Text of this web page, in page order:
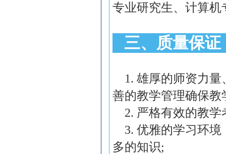
专业研究生、计算机
三、质量保证
1. 雄厚的师资力量
善的教学管理确保教
2. 严格有效的教学
3. 优雅的学习环境
多的知识;